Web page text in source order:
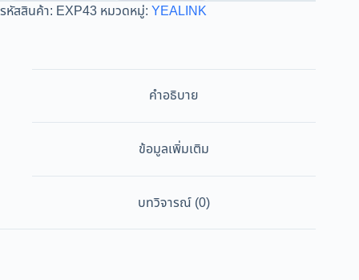
รหัสสินค้า: EXP43 หมวดหมู่: YEALINK
คำอธิบาย
ข้อมูลเพิ่มเติม
บทวิจารณ์ (0)